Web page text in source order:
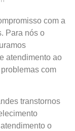
com a
Para nós o
atendimento ao
com
transtornos
o